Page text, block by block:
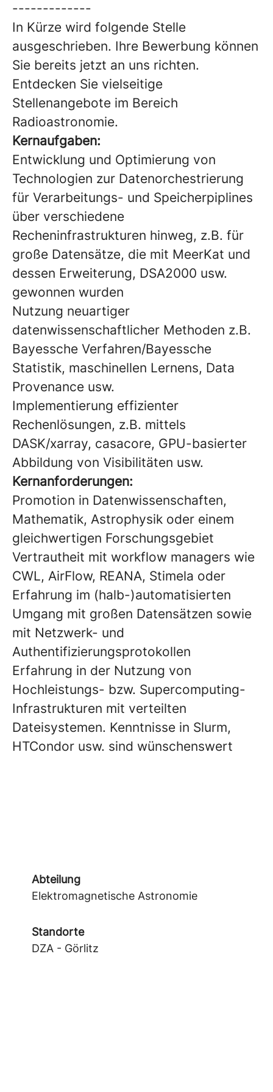
-------------
In Kürze wird folgende Stelle
ausgeschrieben. Ihre Bewerbung können
Sie bereits jetzt an uns richten.
Entdecken Sie vielseitige
Stellenangebote im Bereich
Radioastronomie.
Kernaufgaben:
Entwicklung und Optimierung von
Technologien zur Datenorchestrierung
für Verarbeitungs- und Speicherpiplines
über verschiedene
Recheninfrastrukturen hinweg, z.B. für
große Datensätze, die mit MeerKat und
dessen Erweiterung, DSA2000 usw.
gewonnen wurden
Nutzung neuartiger
datenwissenschaftlicher Methoden z.B.
Bayessche Verfahren/Bayessche
Statistik, maschinellen Lernens, Data
Provenance usw.
Implementierung effizienter
Rechenlösungen, z.B. mittels
DASK/xarray, casacore, GPU-basierter
Abbildung von Visibilitäten usw.
Kernanforderungen:
Promotion in Datenwissenschaften,
Mathematik, Astrophysik oder einem
gleichwertigen Forschungsgebiet
Vertrautheit mit workflow managers wie
CWL, AirFlow, REANA, Stimela oder
Erfahrung im (halb-)automatisierten
Umgang mit großen Datensätzen sowie
mit Netzwerk- und
Authentifizierungsprotokollen
Erfahrung in der Nutzung von
Hochleistungs- bzw. Supercomputing-
Infrastrukturen mit verteilten
Dateisystemen. Kenntnisse in Slurm,
HTCondor usw. sind wünschenswert
Abteilung
Elektromagnetische Astronomie
Standorte
DZA - Görlitz